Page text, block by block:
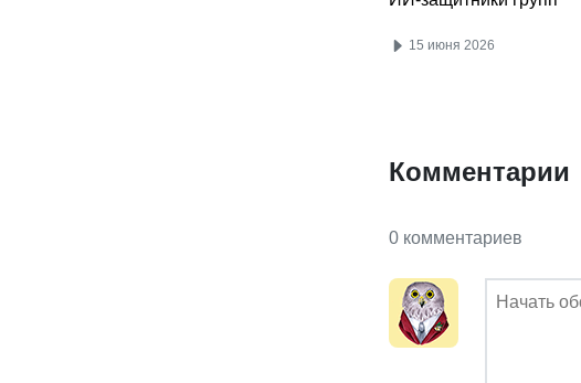
15 июня 2026
Комментарии
0 комментариев